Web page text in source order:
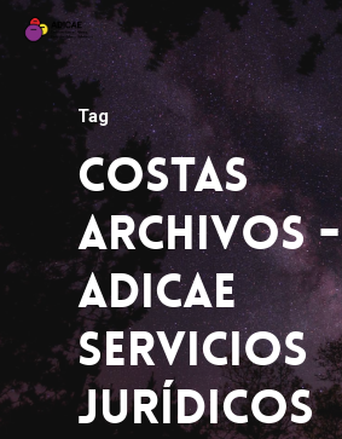
Tag
Costas
Archivos -
ADICAE
Servicios
Jurídicos